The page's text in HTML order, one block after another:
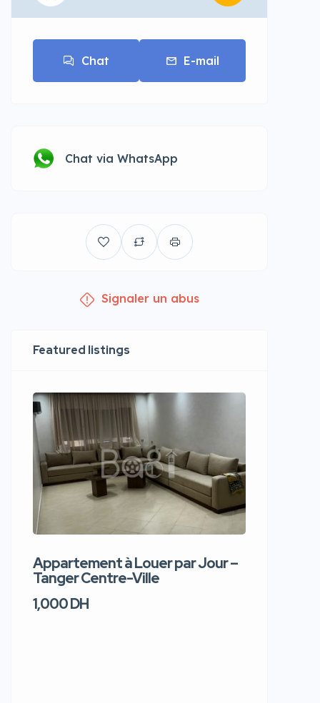
Chat E-mail
Chat via WhatsApp
Signaler un abus
Featured listings
Appartement à Louer par Jour –
Tanger Centre-Ville
1,000 DH